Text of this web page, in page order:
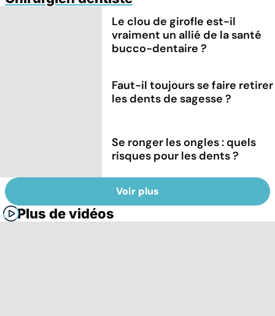
Le clou de girofle est-il
vraiment un allié de la santé
bucco-dentaire ?
Faut-il toujours se faire retirer
les dents de sagesse ?
Se ronger les ongles : quels
risques pour les dents ?
Voir plus
Plus de vidéos